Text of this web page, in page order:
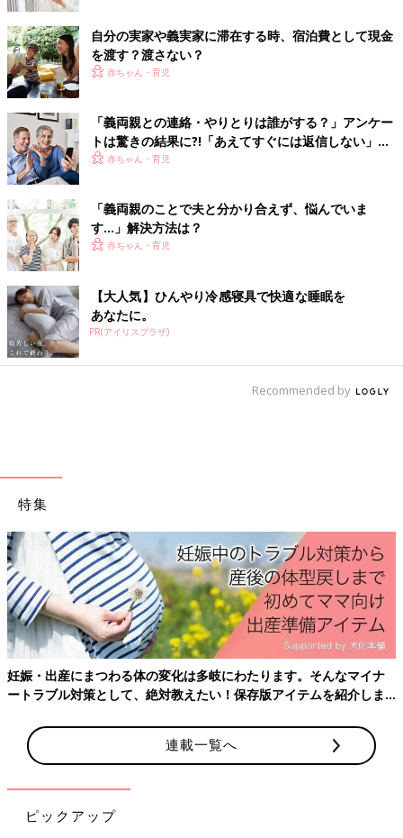
『仕事じゃないんだから、こんなに丁寧にしなくても』と思われ
るかもしれません。私の義父と義母は他界しています。私もずっ
と仕事をしながら、しかも関東と関西で離れていたので、何もで
きなかったため、もっとコミュニケーションをとっていれば良か
ったと今思っています。
今は、LINEなど簡単に連絡を取り合える便利なツールがありま
す。それを活用しながら、良いコミュニケーションをとること
で、きっと皆さんにもハッピーがおとずれると思います。
マナーとは、相手の立場に立って、相手にハッピーになってもら
うこと。その結果、自分もハッピーになる、お互いのハッピーを
お仕事などで皆さんも大変かとは思います。自分が良かれと思っ
てしたことも、相手がどう受けとめるかで結果が変わることもあ
るでしょう。
気持ちは忘れないこと。そして、それを言葉と行動で伝えてみる
過ぎずに、無理せず、というのも大事なポイントのようですね。
■文中のコメントは『ウィメンズパーク』の投稿を再編集したも
のです。
「義母があこがれ」「実家よりのんびり
できる」など、義両親大好きなママたち
の声
ママたちの口コミサイト「ウィメンズパーク」
に、「我が家はお嫁さんが頻繁に遊びに来てく
うなんでしょうか」という、姑世代から投稿が
ありました。義両親＝苦手という世間一般のイ
ママたちの声が届きました。
西出ひろ子さん
Profile
マナーコンサルタント・美道家、一般社団法人マナー教育推進協
自分の実家や義実家に滞在する時、宿泊費として現金
を渡す？渡さない？
赤ちゃん・育児
「義両親との連絡・やりとりは誰がする？」アンケー
トは驚きの結果に?!「あえてすぐには返信しない」な
ど、義両親との連絡でモヤっと＆マイルールも
赤ちゃん・育児
「義両親のことで夫と分かり合えず、悩んでいま
す…」解決方法は？
赤ちゃん・育児
【大人気】ひんやり冷感寝具で快適な睡眠を
あなたに。
PR(アイリスプラザ)
Recommended by
特集
マイナ
介しま
産後はお世話で大忙し、出産前にそろえておきたいアイテ
ておきたいことをわかりやすく紹介！
連載一覧へ
ピックアップ